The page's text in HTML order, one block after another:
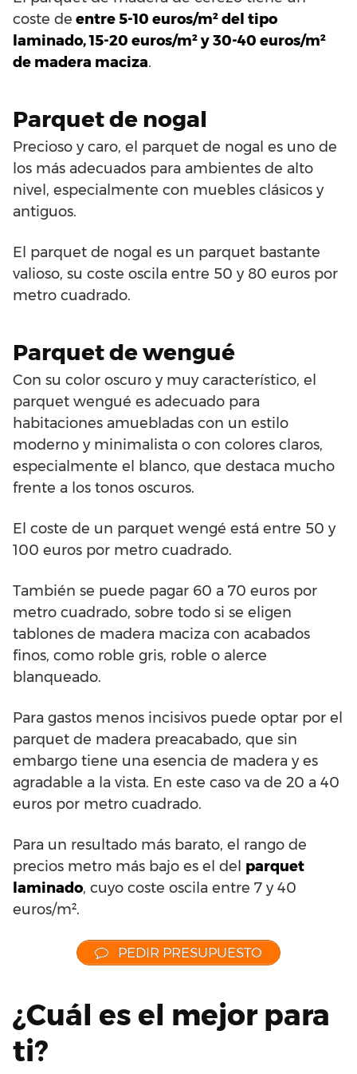
coste de entre 5-10 euros/m² del tipo
laminado, 15-20 euros/m² y 30-40 euros/m²
de madera maciza.
Parquet de nogal
Precioso y caro, el parquet de nogal es uno de
los más adecuados para ambientes de alto
nivel, especialmente con muebles clásicos y
antiguos.
El parquet de nogal es un parquet bastante
valioso, su coste oscila entre 50 y 80 euros por
metro cuadrado.
Parquet de wengué
Con su color oscuro y muy característico, el
parquet wengué es adecuado para
habitaciones amuebladas con un estilo
moderno y minimalista o con colores claros,
especialmente el blanco, que destaca mucho
frente a los tonos oscuros.
El coste de un parquet wengé está entre 50 y
100 euros por metro cuadrado.
También se puede pagar 60 a 70 euros por
metro cuadrado, sobre todo si se eligen
tablones de madera maciza con acabados
finos, como roble gris, roble o alerce
blanqueado.
Para gastos menos incisivos puede optar por el
parquet de madera preacabado, que sin
embargo tiene una esencia de madera y es
agradable a la vista. En este caso va de 20 a 40
euros por metro cuadrado.
Para un resultado más barato, el rango de
precios metro más bajo es el del parquet
laminado, cuyo coste oscila entre 7 y 40
euros/m².
PEDIR PRESUPUESTO
¿Cuál es el mejor para
ti?